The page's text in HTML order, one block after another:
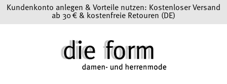
Zum Hauptinhalt springen
Kundenkonto anlegen & Vorteile nutzen: Kostenloser Versand
ab 30 € & kostenfreie Retouren (DE)